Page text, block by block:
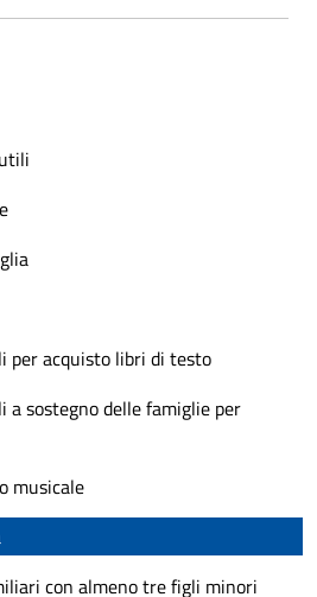
per acquisto libri di testo
sostegno delle famiglie per
musicale
con almeno tre figli minori